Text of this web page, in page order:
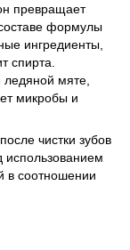
превращает
формулы
ингредиенты,
спирта.
ледяной мяте,
микробы и
чистки зубов
использованием
в соотношении